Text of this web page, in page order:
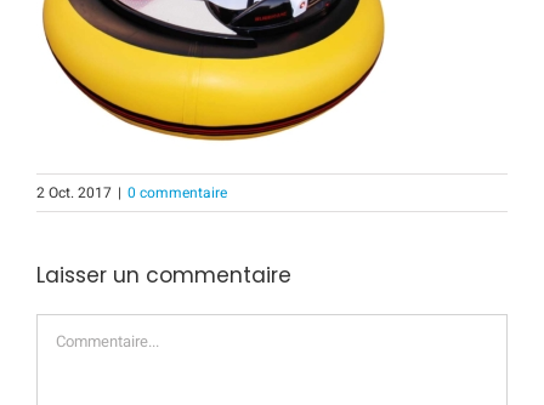
2 Oct. 2017 | 0 commentaire
Laisser un commentaire